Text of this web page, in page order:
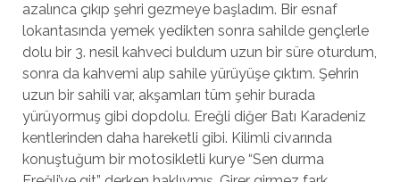
azalınca çıkıp şehri gezmeye başladım. Bir esnaf
lokantasında yemek yedikten sonra sahilde gençlerle
dolu bir 3. nesil kahveci buldum uzun bir süre oturdum,
sonra da kahvemi alıp sahile yürüyüşe çıktım. Şehrin
uzun bir sahili var, akşamları tüm şehir burada
yürüyormuş gibi dopdolu. Ereğli diğer Batı Karadeniz
kentlerinden daha hareketli gibi. Kilimli civarında
konuştuğum bir motosikletli kurye “Sen durma